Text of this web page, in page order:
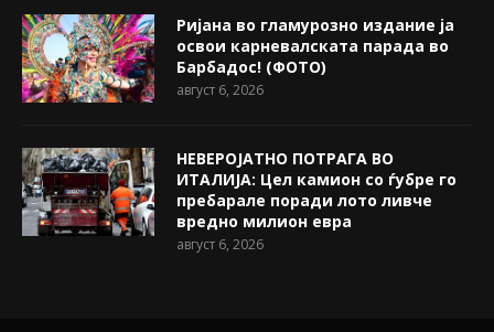
Ријана во гламурозно издание ја
освои карневалската парада во
Барбадос! (ФОТО)
август 6, 2026
НЕВЕРОЈАТНО ПОТРАГА ВО
ИТАЛИЈА: Цел камион со ѓубре го
пребарале поради лото ливче
вредно милион евра
август 6, 2026